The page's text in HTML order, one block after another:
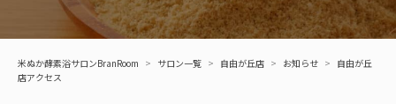
米ぬか酵素浴サロンBranRoom > サロン一覧 > 自由が丘店 > お知らせ > 自由が丘
店アクセス